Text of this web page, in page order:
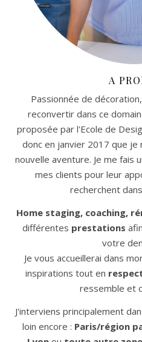
A
Passionnée de
reconvertir dans ce
proposée par l'Ecole de
donc en janvier 2017 que je
nouvelle aventure. Je me fais
mes clients pour leur
recherchent
Home staging, coaching,
différentes prestations
votre
Je vous accueillerai dans
inspirations tout en
ressemble et
J'interviens principalement
loin encore : Paris/région